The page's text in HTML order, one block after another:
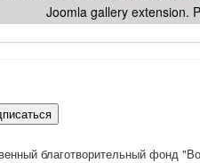
Joomla gallery extension.
благотворительный фонд